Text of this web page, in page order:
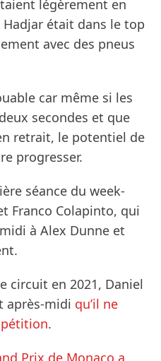
légèrement en
était dans le top
avec des pneus
car même si les
secondes et que
retrait, le potentiel de
progresser.
séance du week-
Franco Colapinto, qui
à Alex Dunne et
circuit en 2021, Daniel
après-midi qu’il ne
.